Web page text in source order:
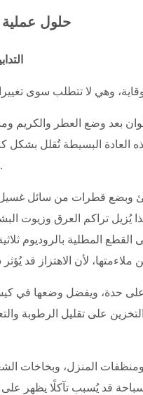
حلول عملية
3.1
بعد وضع العطر والكريم
العادة البسيطة تُقلل بشكل
الكيميائية التي تُسبب بهتان لونها.
وبضع قطرات من سائل غسيل
تراكم العرق وزيوت
المطلية بالروديوم
حدة، ويفضل وضعها في
على تقليل الرطوبة
ومنظفات المنزل، وبخاخات